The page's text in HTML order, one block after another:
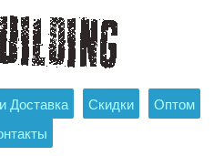
Доставка Скидки
Оптом